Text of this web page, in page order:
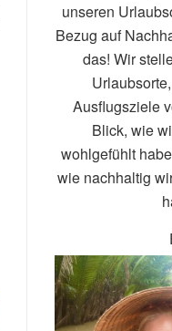
unseren
Bezug auf
das! Wir
Ausflugsziele
Blick, wie
wohlgefühlt
wie nachhaltig